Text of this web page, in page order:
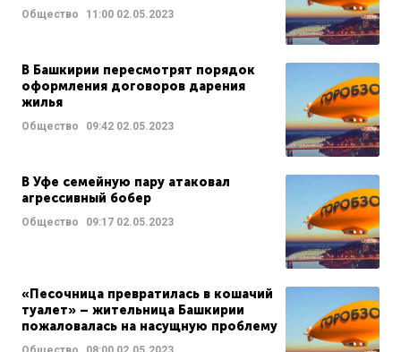
Общество 11:00 02.05.2023
В Башкирии пересмотрят порядок
оформления договоров дарения
жилья
Общество 09:42 02.05.2023
В Уфе семейную пару атаковал
агрессивный бобер
Общество 09:17 02.05.2023
«Песочница превратилась в кошачий
туалет» – жительница Башкирии
пожаловалась на насущную проблему